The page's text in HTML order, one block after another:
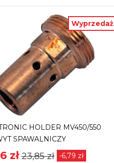
Wyprzedaż
HOLDER MV450/550
SPAWALNICZY
zł 23,85 zł -6,79 zł